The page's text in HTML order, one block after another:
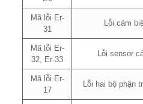
Mã lỗi Er-
31
Lỗi cảm
Mã lỗi Er-
32, Er-33
Lỗi sensor
Mã lỗi Er-
17
Lỗi hai bộ phận